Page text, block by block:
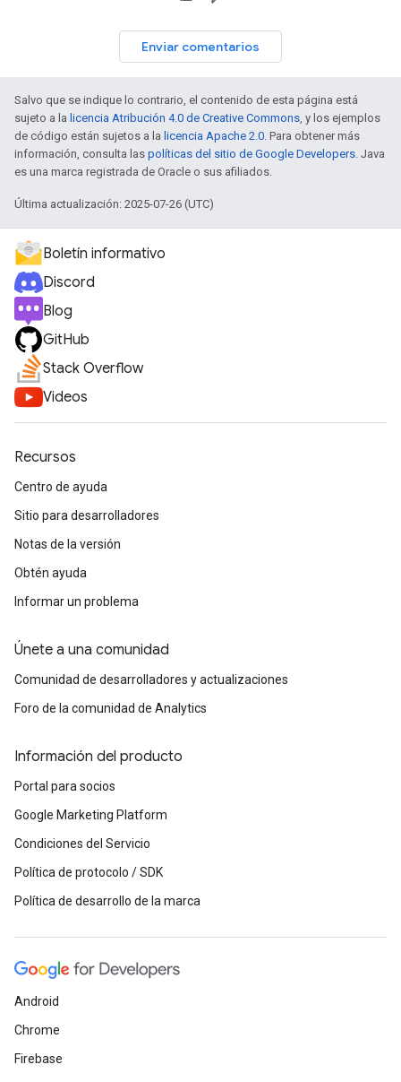
Enviar comentarios
Salvo que se indique lo contrario, el contenido de esta página está
sujeto a la licencia Atribución 4.0 de Creative Commons, y los ejemplos
de código están sujetos a la licencia Apache 2.0. Para obtener más
información, consulta las políticas del sitio de Google Developers. Java
es una marca registrada de Oracle o sus afiliados.
Última actualización: 2025-07-26 (UTC)
Boletín informativo
Discord
Blog
GitHub
Stack Overflow
Videos
Recursos
Centro de ayuda
Sitio para desarrolladores
Notas de la versión
Obtén ayuda
Informar un problema
Únete a una comunidad
Comunidad de desarrolladores y actualizaciones
Foro de la comunidad de Analytics
Información del producto
Portal para socios
Google Marketing Platform
Condiciones del Servicio
Política de protocolo / SDK
Política de desarrollo de la marca
Android
Chrome
Firebase